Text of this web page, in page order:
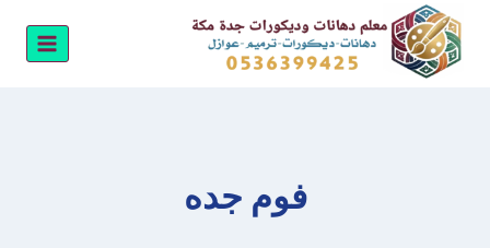
التجاوز
المحتوى
فوم جده